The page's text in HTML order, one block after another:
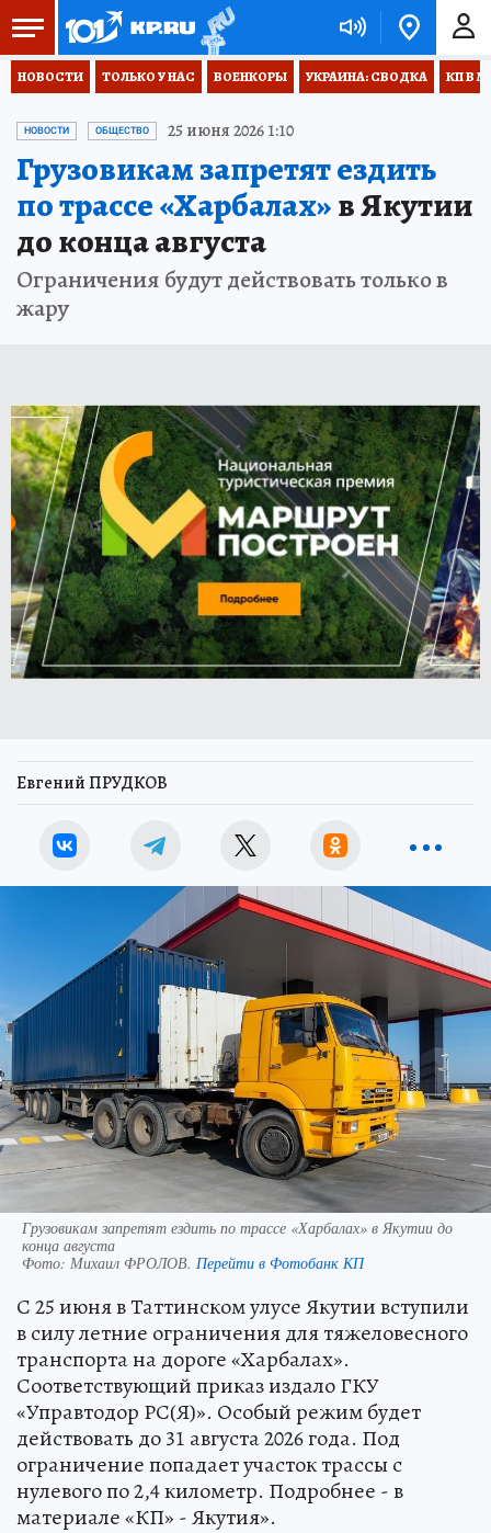
НОВОСТИ ТОЛЬКО У НАС ВОЕНКОРЫ УКРАИНА: СВОДКА КП В
НОВОСТИ ОБЩЕСТВО 25 июня 2026 1:10
Грузовикам запретят ездить
по трассе «Харбалах»в Якутии
до конца августа
Ограничения будут действовать только в
жару
Евгений ПРУДКОВ
Грузовикам запретят ездить по трассе «Харбалах» в Якутии до
конца августа
Фото: Михаил ФРОЛОВ. Перейти в Фотобанк КП
С 25 июня в Таттинском улусе Якутии вступили
в силу летние ограничения для тяжеловесного
транспорта на дороге «Харбалах».
Соответствующий приказ издало ГКУ
«Управтодор РС(Я)». Особый режим будет
действовать до 31 августа 2026 года. Под
ограничение попадает участок трассы с
нулевого по 2,4 километр. Подробнее - в
материале «КП» - Якутия».